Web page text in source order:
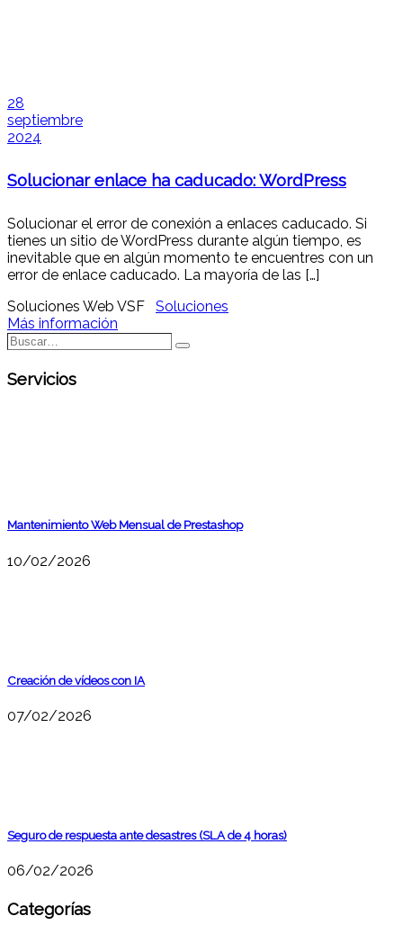
28
septiembre
2024
Solucionar enlace ha caducado: WordPress
Solucionar el error de conexión a enlaces caducado. Si
tienes un sitio de WordPress durante algún tiempo, es
inevitable que en algún momento te encuentres con un
error de enlace caducado. La mayoría de las […]
Soluciones Web VSF
Soluciones
Más información
Buscar…
Buscar
Servicios
Mantenimiento Web Mensual de Prestashop
10/02/2026
Creación de vídeos con IA
07/02/2026
Seguro de respuesta ante desastres (SLA de 4 horas)
06/02/2026
Categorías